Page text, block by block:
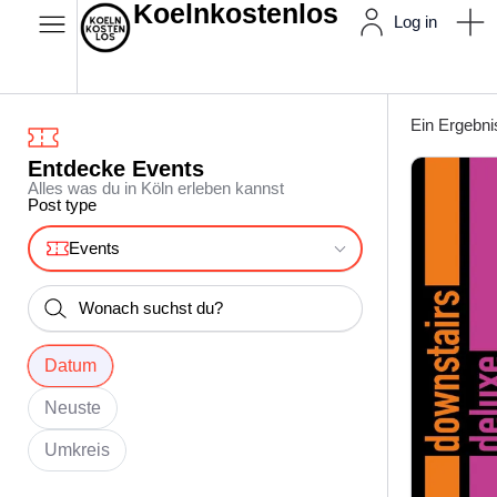
Koelnkostenlos Log in
Entdecke Events
Alles was du in Köln erleben kannst
Post type
Events
Datum
Neuste
Umkreis
Ein